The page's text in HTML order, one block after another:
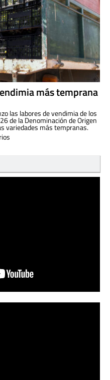
más temprana
las labores de vendimia de los
de la Denominación de Origen
variedades más tempranas.